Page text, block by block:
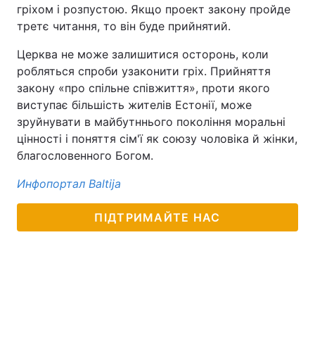
гріхом і розпустою. Якщо проект закону пройде
третє читання, то він буде прийнятий.
Церква не може залишитися осторонь, коли
робляться спроби узаконити гріх. Прийняття
закону «про спільне співжиття», проти якого
виступає більшість жителів Естонії, може
зруйнувати в майбутннього покоління моральні
цінності і поняття сім'ї як союзу чоловіка й жінки,
благословенного Богом.
Инфопортал Baltija
ПІДТРИМАЙТЕ НАС